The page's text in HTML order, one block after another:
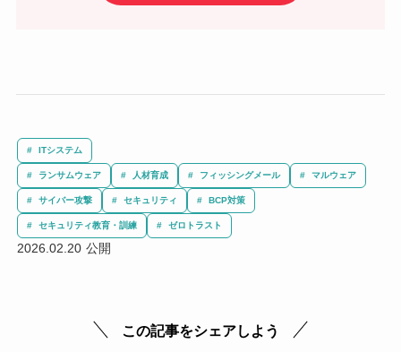
ITシステム
ランサムウェア 人材育成 フィッシングメール マルウェア
サイバー攻撃 セキュリティ BCP対策
セキュリティ教育・訓練 ゼロトラスト
2026.02.20
この記事をシェアしよう